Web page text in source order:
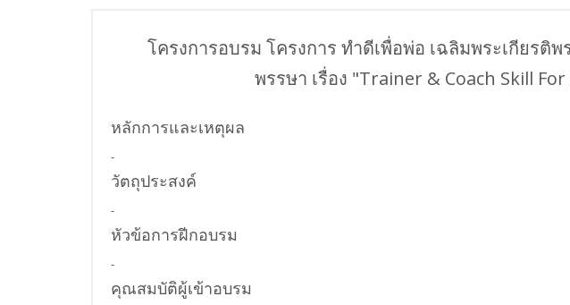
โครงการอบรม โครงการ ทำดีเพื่อพ่อ เฉลิมพระเกียรติ
พรรษา เรื่อง "Trainer & Coach Skill
หลักการและเหตุผล
-
วัตถุประสงค์
-
หัวข้อการฝีกอบรม
-
คุณสมบัติผู้เข้าอบรม